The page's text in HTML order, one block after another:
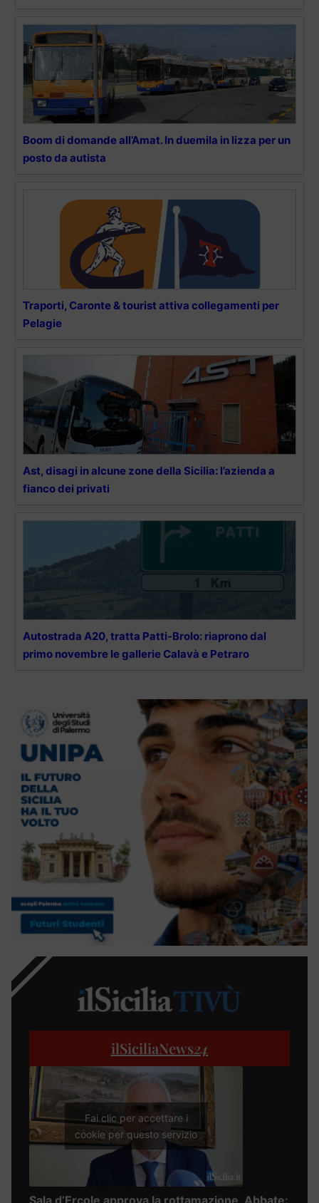
Boom di domande all’Amat. In duemila in lizza per un
posto da autista
Traporti, Caronte & tourist attiva collegamenti per
Pelagie
Ast, disagi in alcune zone della Sicilia: l’azienda a
fianco dei privati
Autostrada A20, tratta Patti-Brolo: riaprono dal
primo novembre le gallerie Calavà e Petraro
ilSiciliaNews24
Fai clic per accettare i
cookie per questo servizio
Sala d’Ercole approva la rottamazione, Abbate: